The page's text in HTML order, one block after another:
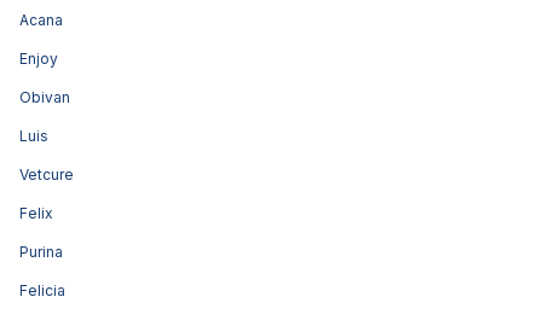
Acana
Enjoy
Obivan
Luis
Vetcure
Felix
Purina
Felicia